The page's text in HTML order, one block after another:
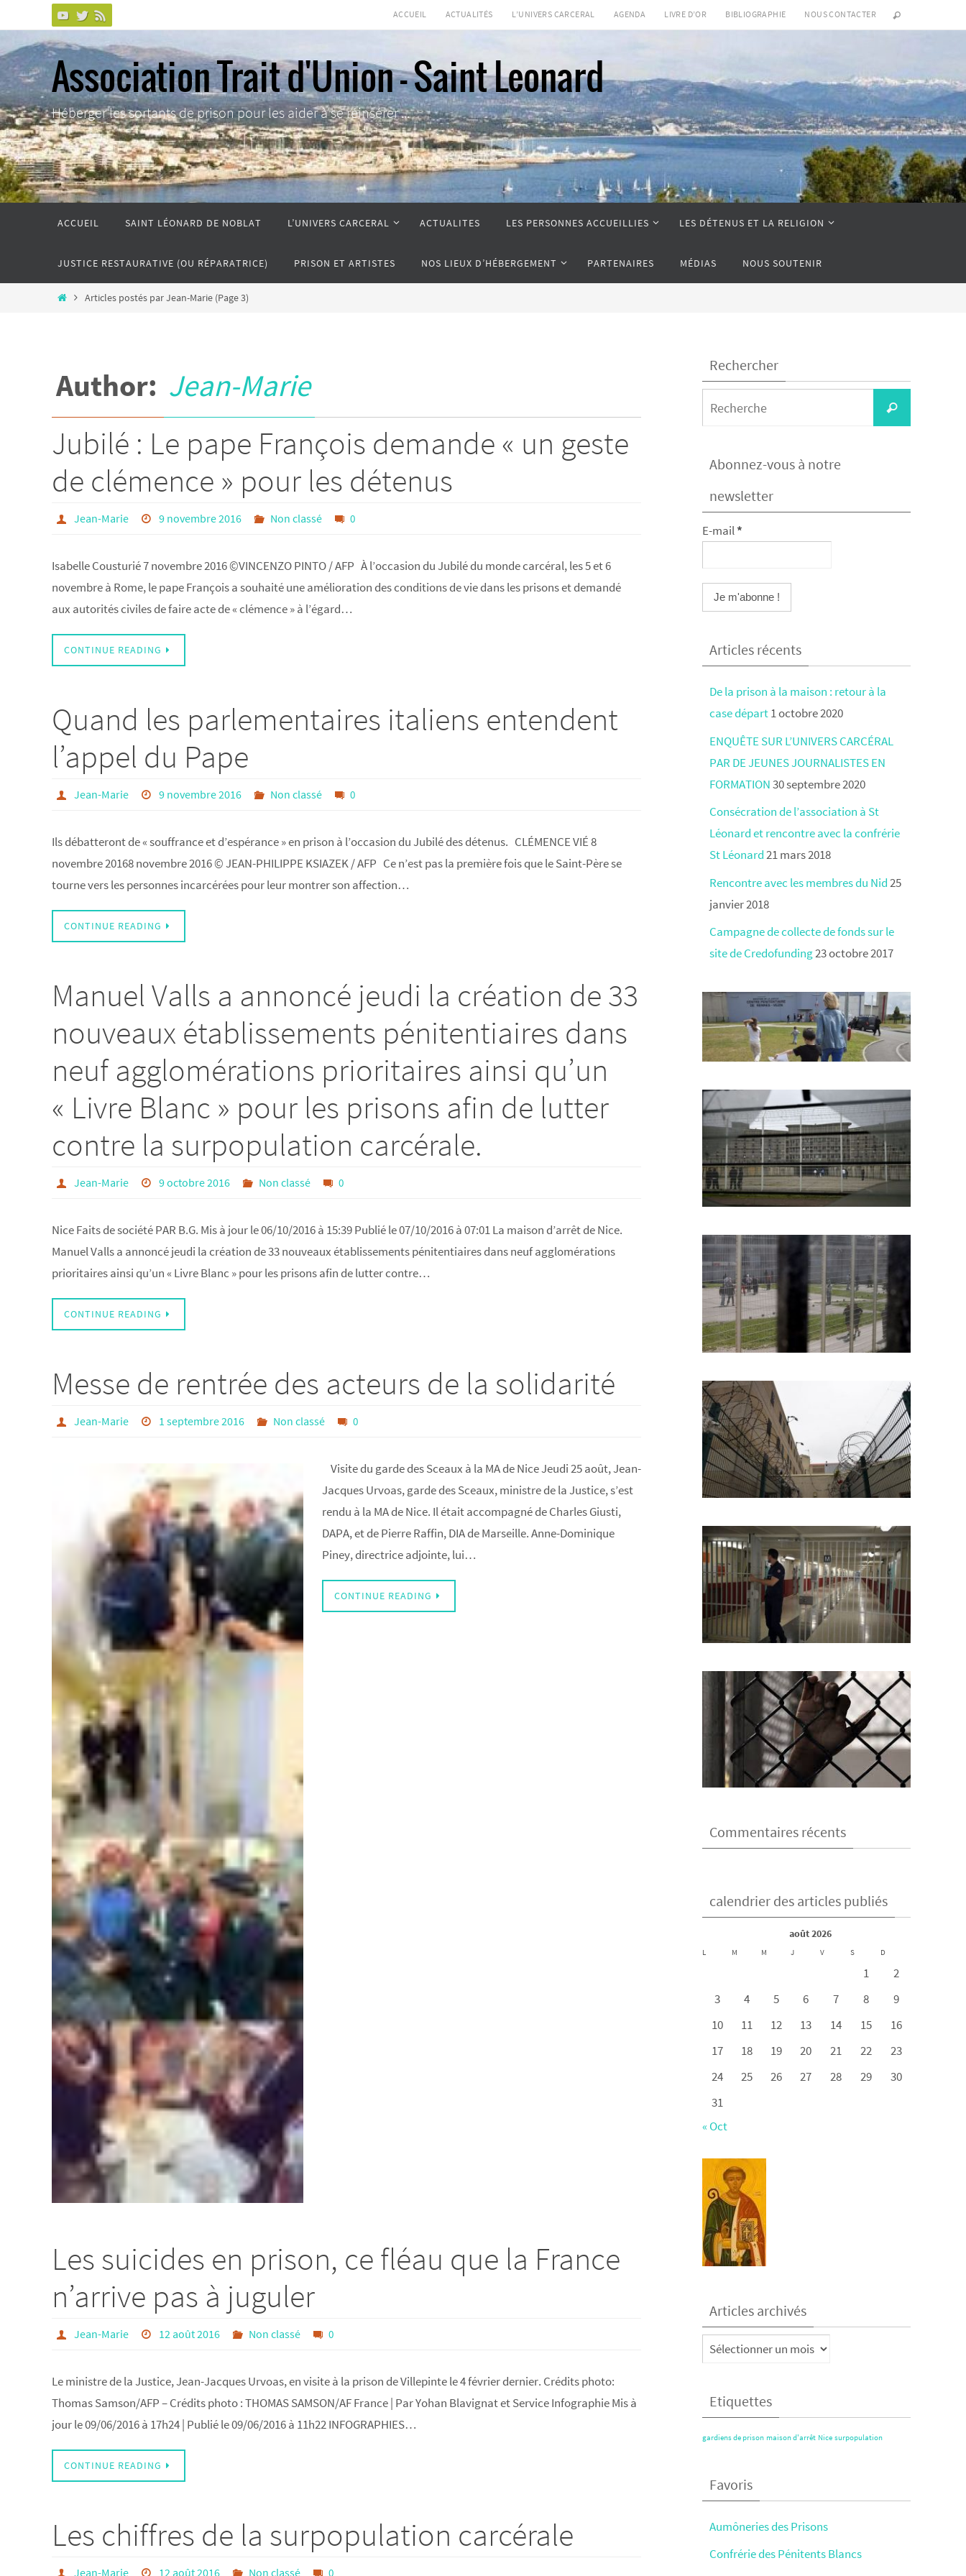
vers
le
contenu
ACCUEIL ACTUALITÉS L’UNIVERS CARCERAL AGENDA LIVRE D’OR BIBLIOGRAPHIE NOUS CONTACTER
Association Trait d'Union - Saint Leonard
Héberger les sortants de prison pour les aider à se réinsérer ...
ACCUEIL SAINT LÉONARD DE NOBLAT L’UNIVERS CARCERAL ACTUALITES LES PERSONNES ACCUEILLIES LES DÉTENUS ET LA RELIGION
JUSTICE RESTAURATIVE (OU RÉPARATRICE) PRISON ET ARTISTES NOS LIEUX D’HÉBERGEMENT PARTENAIRES MÉDIAS NOUS SOUTENIR
HomeArticles postés par Jean-Marie (Page 3)
Author: Jean-Marie
Jubilé : Le pape François demande « un geste
de clémence » pour les détenus
Jean-Marie 9 novembre 2016 Non classé 0
Isabelle Cousturié 7 novembre 2016 ©VINCENZO PINTO / AFP À l’occasion du Jubilé du monde carcéral, les 5 et 6
novembre à Rome, le pape François a souhaité une amélioration des conditions de vie dans les prisons et demandé
aux autorités civiles de faire acte de « clémence » à l’égard…
CONTINUE READING
Quand les parlementaires italiens entendent
l’appel du Pape
Jean-Marie 9 novembre 2016 Non classé 0
Ils débatteront de « souffrance et d’espérance » en prison à l’occasion du Jubilé des détenus. CLÉMENCE VIÉ 8
novembre 20168 novembre 2016 © JEAN-PHILIPPE KSIAZEK / AFP Ce n’est pas la première fois que le Saint-Père se
tourne vers les personnes incarcérées pour leur montrer son affection…
CONTINUE READING
Manuel Valls a annoncé jeudi la création de 33
nouveaux établissements pénitentiaires dans
neuf agglomérations prioritaires ainsi qu’un
« Livre Blanc » pour les prisons afin de lutter
contre la surpopulation carcérale.
Jean-Marie 9 octobre 2016 Non classé 0
Nice Faits de société PAR B.G. Mis à jour le 06/10/2016 à 15:39 Publié le 07/10/2016 à 07:01 La maison d’arrêt de Nice.
Manuel Valls a annoncé jeudi la création de 33 nouveaux établissements pénitentiaires dans neuf agglomérations
prioritaires ainsi qu’un « Livre Blanc » pour les prisons afin de lutter contre…
CONTINUE READING
Messe de rentrée des acteurs de la solidarité
Jean-Marie 1 septembre 2016 Non classé 0
Visite du garde des Sceaux à la MA de Nice Jeudi 25 août, Jean-
Jacques Urvoas, garde des Sceaux, ministre de la Justice, s’est
rendu à la MA de Nice. Il était accompagné de Charles Giusti,
DAPA, et de Pierre Raffin, DIA de Marseille. Anne-Dominique
Piney, directrice adjointe, lui…
CONTINUE READING
Les suicides en prison, ce fléau que la France
n’arrive pas à juguler
Jean-Marie 12 août 2016 Non classé 0
Le ministre de la Justice, Jean-Jacques Urvoas, en visite à la prison de Villepinte le 4 février dernier. Crédits photo:
Thomas Samson/AFP – Crédits photo : THOMAS SAMSON/AF France | Par Yohan Blavignat et Service Infographie Mis à
jour le 09/06/2016 à 17h24 | Publié le 09/06/2016 à 11h22 INFOGRAPHIES…
CONTINUE READING
Les chiffres de la surpopulation carcérale
Jean-Marie 12 août 2016 Non classé 0
Rechercher
Recherche
Abonnez-vous à notre
newsletter
E-mail*
Articles récents
De la prison à la maison : retour à la
case départ1 octobre 2020
ENQUÊTE SUR L’UNIVERS CARCÉRAL
PAR DE JEUNES JOURNALISTES EN
FORMATION30 septembre 2020
Consécration de l’association à St
Léonard et rencontre avec la confrérie
St Léonard21 mars 2018
Rencontre avec les membres du Nid25
janvier 2018
Campagne de collecte de fonds sur le
site de Credofunding23 octobre 2017
Commentaires récents
calendrier des articles publiés
août 2026
L M M J V S D
1
2
3
4 5 6 7 8
9
10
11 12 13 14 15
16
17
18 19 20 21 22
23
24
25 26 27 28 29
30
31
« Oct
Articles archivés
Articles
archivés
Etiquettes
gardiens de prison maison d'arrêt Nice surpopulation
Favoris
Aumôneries des Prisons
Confrérie des Pénitents Blancs